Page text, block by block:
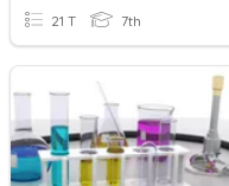
21 T 7th